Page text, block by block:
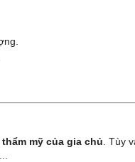
mỹ của gia chủ . Tùy